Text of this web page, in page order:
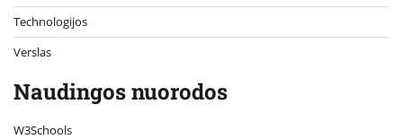
Technologijos
Verslas
Naudingos nuorodos
W3Schools